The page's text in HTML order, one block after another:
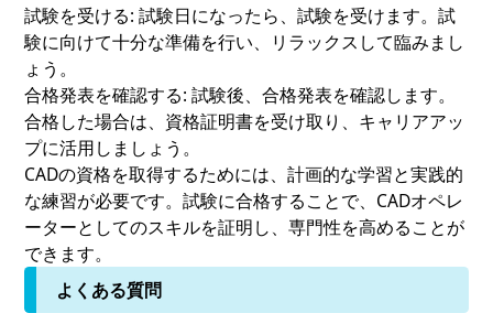
試験を受ける:試験日になったら、試験を受けます。試
験に向けて十分な準備を行い、リラックスして臨みまし
ょう。
合格発表を確認する:試験後、合格発表を確認します。
合格した場合は、資格証明書を受け取り、キャリアアッ
プに活用しましょう。
CADの資格を取得するためには、計画的な学習と実践的
な練習が必要です。試験に合格することで、CADオペレ
ーターとしてのスキルを証明し、専門性を高めることが
できます。
よくある質問